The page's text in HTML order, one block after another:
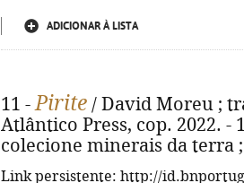
ADICIONAR À LISTA
11 -Pirite / David Moreu ;
Atlântico Press, cop. 2022. -
colecione minerais da terra ;
Link persistente: http://